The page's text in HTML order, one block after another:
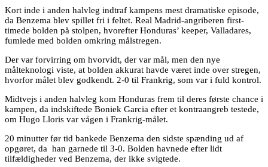
Kort inde i anden halvleg indtraf kampens mest dramatiske episode,
da Benzema blev spillet fri i feltet. Real Madrid-angriberen first-
timede bolden på stolpen, hvorefter Honduras’ keeper, Valladares,
fumlede med bolden omkring målstregen.
Der var forvirring om hvorvidt, der var mål, men den nye
målteknologi viste, at bolden akkurat havde været inde over stregen,
hvorfor målet blev godkendt. 2-0 til Frankrig, som var i fuld kontrol.
Midtvejs i anden halvleg kom Honduras frem til deres første chance i
kampen, da indskiftede Boniek Garcia efter et kontraangreb testede,
om Hugo Lloris var vågen i Frankrig-målet.
20 minutter før tid bankede Benzema den sidste spænding ud af
opgøret, da han garnede til 3-0. Bolden havnede efter lidt
tilfældigheder ved Benzema, der ikke svigtede.